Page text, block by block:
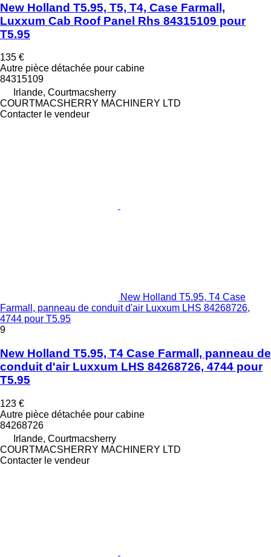
New Holland T5.95, T5, T4, Case Farmall,
Luxxum Cab Roof Panel Rhs 84315109 pour
T5.95
135 €
Autre pièce détachée pour cabine
84315109
Irlande, Courtmacsherry
COURTMACSHERRY MACHINERY LTD
Contacter le vendeur
New Holland T5.95, T4 Case
Farmall, panneau de conduit d'air Luxxum LHS 84268726,
4744 pour T5.95
9
New Holland T5.95, T4 Case Farmall, panneau de
conduit d'air Luxxum LHS 84268726, 4744 pour
T5.95
123 €
Autre pièce détachée pour cabine
84268726
Irlande, Courtmacsherry
COURTMACSHERRY MACHINERY LTD
Contacter le vendeur